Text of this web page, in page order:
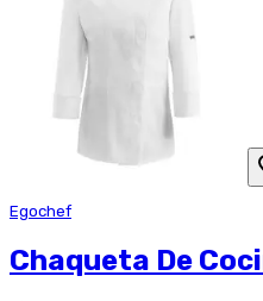
Egochef
Chaqueta De